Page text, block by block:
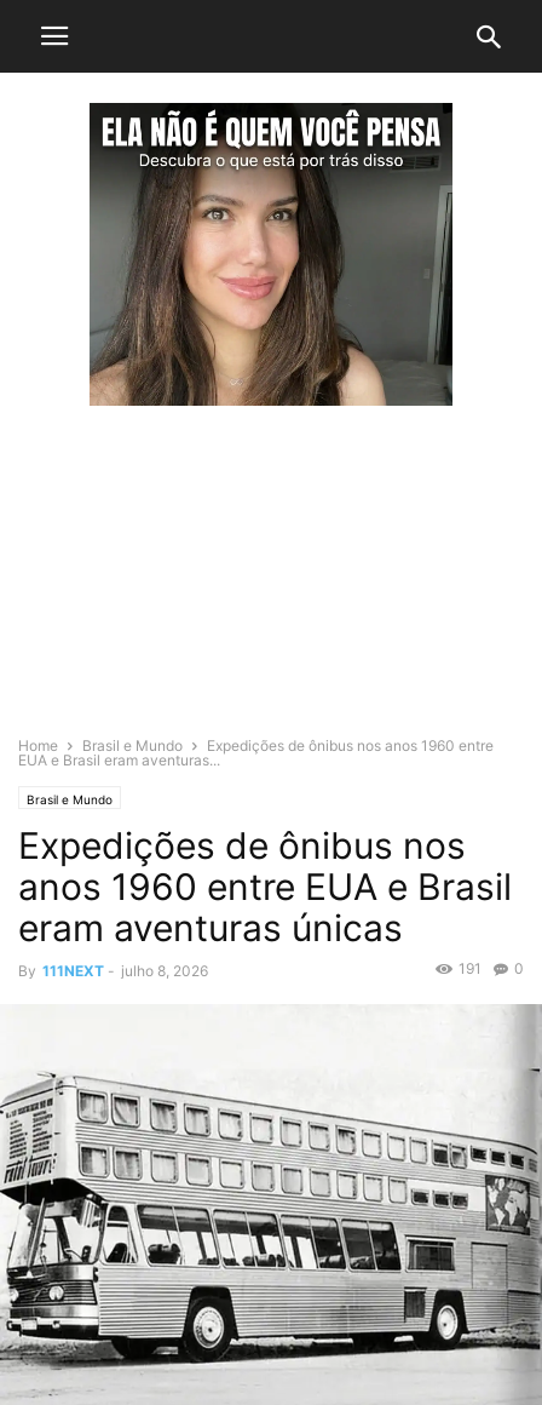
Home Brasil e Mundo
Expedições de ônibus nos anos 1960 entre
EUA e Brasil eram aventuras...
Brasil e Mundo
Expedições de ônibus nos
anos 1960 entre EUA e Brasil
eram aventuras únicas
By 111NEXT - julho 8, 2026 0
191